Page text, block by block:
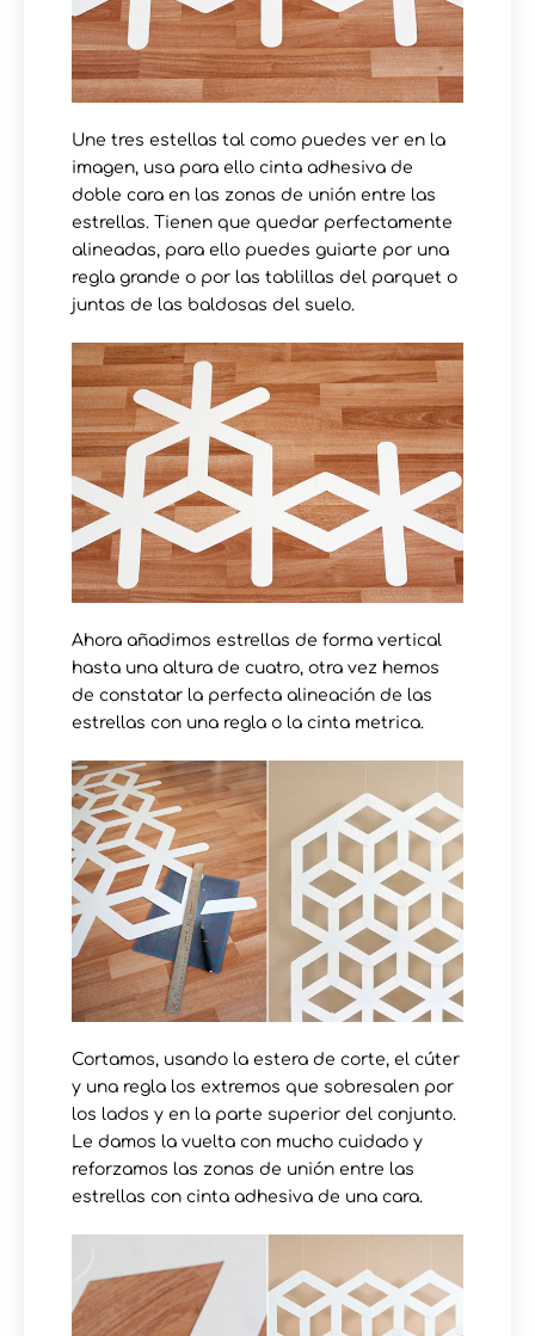
Une tres estellas tal como puedes ver en la
imagen, usa para ello cinta adhesiva de
doble cara en las zonas de unión entre las
estrellas. Tienen que quedar perfectamente
alineadas, para ello puedes guiarte por una
regla grande o por las tablillas del parquet o
juntas de las baldosas del suelo.
Ahora añadimos estrellas de forma vertical
hasta una altura de cuatro, otra vez hemos
de constatar la perfecta alineación de las
estrellas con una regla o la cinta metrica.
Cortamos, usando la estera de corte, el cúter
y una regla los extremos que sobresalen por
los lados y en la parte superior del conjunto.
Le damos la vuelta con mucho cuidado y
reforzamos las zonas de unión entre las
estrellas con cinta adhesiva de una cara.